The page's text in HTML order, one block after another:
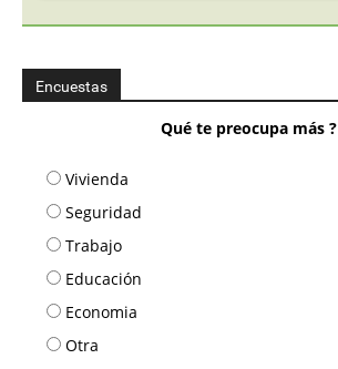
Encuestas
Qué te preocupa más ?
Vivienda
Seguridad
Trabajo
Educación
Economia
Otra